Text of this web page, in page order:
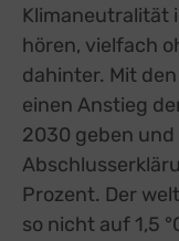
Klimaneutralität
hören, vielfach
dahinter. Mit
einen Anstieg
2030 geben
Prozent. Der
so nicht auf 1,5